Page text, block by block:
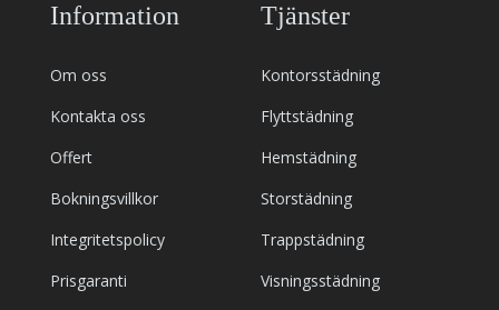
Information
Om oss
Kontakta oss
Offert
Bokningsvillkor
Integritetspolicy
Prisgaranti
Tjänster
Kontorsstädning
Flyttstädning
Hemstädning
Storstädning
Trappstädning
Visningsstädning